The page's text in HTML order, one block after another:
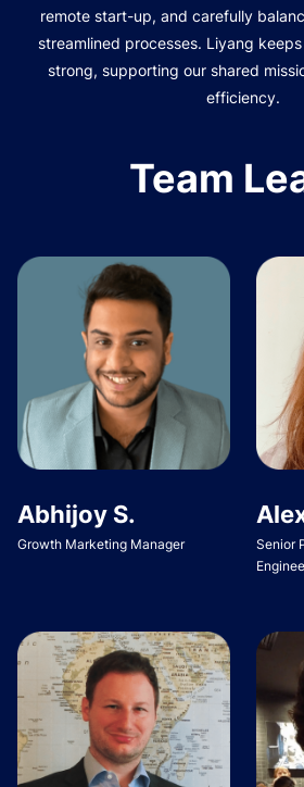
remote start-up, and carefully
streamlined processes. Liyang
strong, supporting our shared
efficiency.
Team
Abhijoy S.
Growth Marketing Manager
Senior